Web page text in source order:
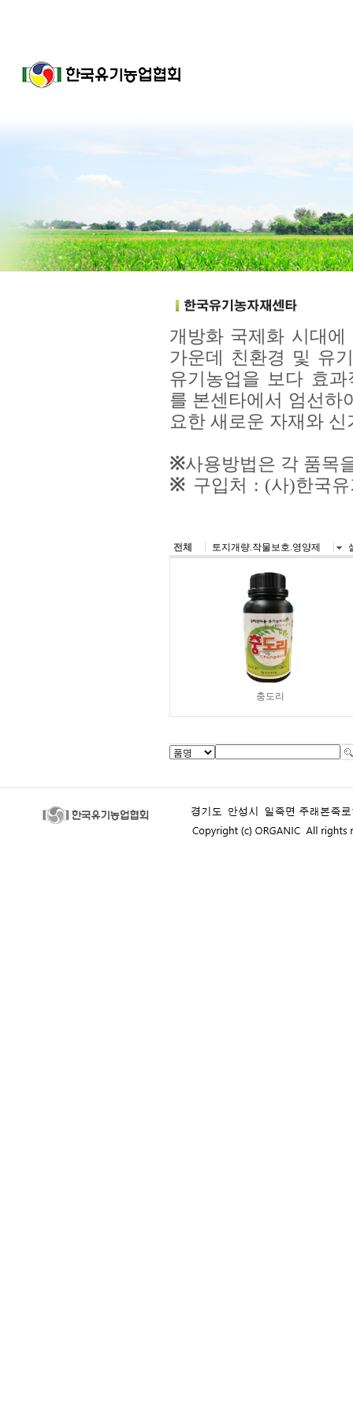
개방화 국제화 시대
가운데 친환경 및 유
유기농업을 보다 효
를 본센타에서 엄선하
요한 새로운 자재와
※사용방법은 각 품목
※ 구입처 : (사)한국
전체 토지개량.작물보호.영양제
충도리